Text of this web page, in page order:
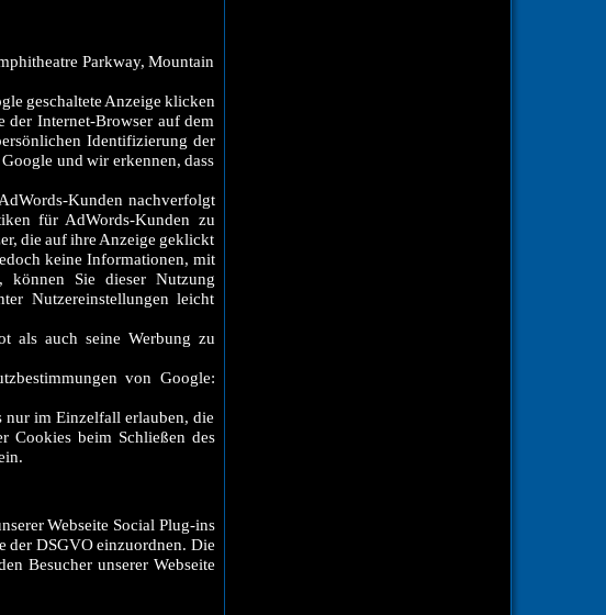
Parkway, Mountain
geschaltete Anzeige klicken
der Internet-Browser auf dem
Identifizierung der
und wir erkennen, dass
Kunden nachverfolgt
für AdWords-Kunden zu
die auf ihre Anzeige geklickt
keine Informationen, mit
können Sie dieser Nutzung
Nutzereinstellungen leicht
als auch seine Werbung zu
von Google:
nur im Einzelfall erlauben, die
Cookies beim Schließen des
Webseite Social Plug-ins
der DSGVO einzuordnen. Die
Besucher unserer Webseite